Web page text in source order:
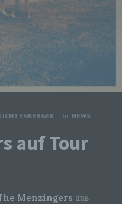
In NEWS
auf Tour
Menzingers aus